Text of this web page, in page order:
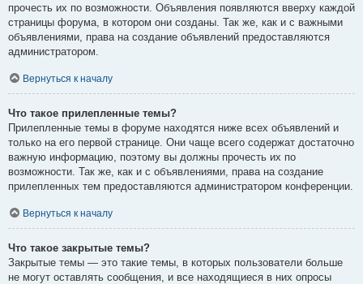
прочесть их по возможности. Объявления появляются вверху каждой
страницы форума, в котором они созданы. Так же, как и с важными
объявлениями, права на создание объявлений предоставляются
администратором.
Вернуться к началу
Что такое прилепленные темы?
Прилепленные темы в форуме находятся ниже всех объявлений и
только на его первой странице. Они чаще всего содержат достаточно
важную информацию, поэтому вы должны прочесть их по
возможности. Так же, как и с объявлениями, права на создание
прилепленных тем предоставляются администратором конференции.
Вернуться к началу
Что такое закрытые темы?
Закрытые темы — это такие темы, в которых пользователи больше
не могут оставлять сообщения, и все находящиеся в них опросы